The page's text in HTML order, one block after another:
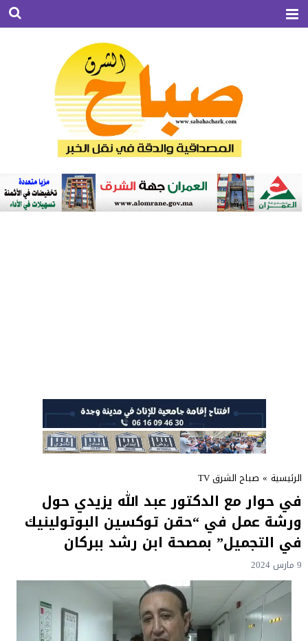
الرئيسية » صباح الشرق TV
في حوار مع الدكتور عبد الله يزيدي حول
ورشة عمل في “حقن توكسين البوتولينيك
في التجميل” بمصحة ابن رشد ببركان
9 مارس 2024